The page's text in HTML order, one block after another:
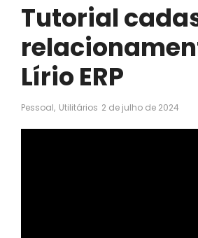
Tutorial
Lírio ERP
Pessoal, Utilitários 2 de julho de 2024